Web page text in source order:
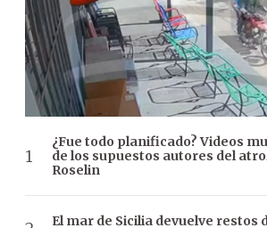
¿Fue todo planificado? Videos
de los supuestos autores del
Roselin
El mar de Sicilia devuelve restos